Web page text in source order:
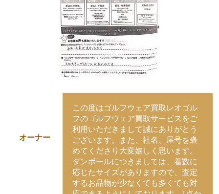
オーナー
この度はゴルフウェア買取レオゴル
フのゴルフウェア買取サービスをご
利用いただきまして誠にありがとう
ございます。また、社名、屋号を褒
めてくださり大変嬉しく思います。
ダンボールにつきましては、着数に
応じたサイズがありますので、査定
するお品物が少なくても多くても対